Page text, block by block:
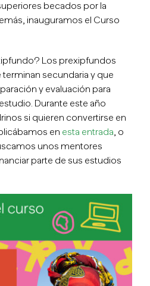
becados por la
inauguramos el Curso
Los prexipfundos
secundaria y que
y evaluación para
Durante este año
si quieren convertirse en
en esta entrada, o
unos mentores
parte de sus estudios